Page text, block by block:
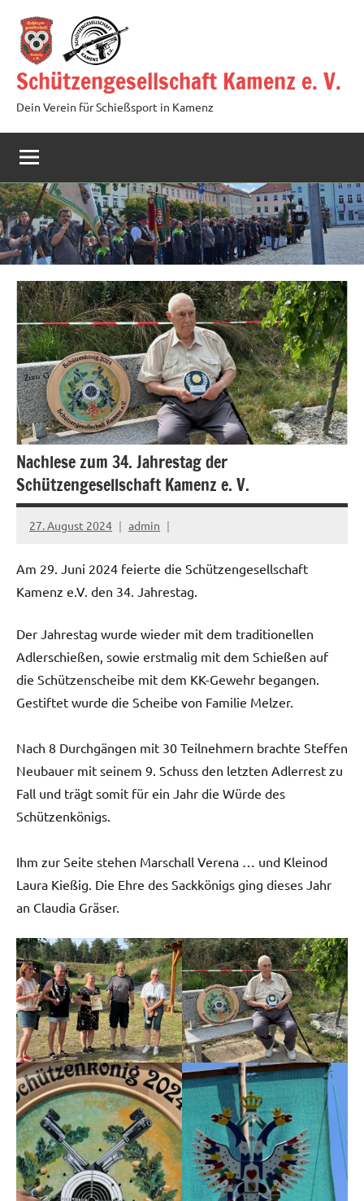
Inhalt
springen
Schützengesellschaft Kamenz e. V.
Dein Verein für Schießsport in Kamenz
Nachlese zum 34. Jahrestag der
Schützengesellschaft Kamenz e. V.
27. August 2024 admin
Am 29. Juni 2024 feierte die Schützengesellschaft
Kamenz e.V. den 34. Jahrestag.
Der Jahrestag wurde wieder mit dem traditionellen
Adlerschießen, sowie erstmalig mit dem Schießen auf
die Schützenscheibe mit dem KK-Gewehr begangen.
Gestiftet wurde die Scheibe von Familie Melzer.
Nach 8 Durchgängen mit 30 Teilnehmern brachte Steffen
Neubauer mit seinem 9. Schuss den letzten Adlerrest zu
Fall und trägt somit für ein Jahr die Würde des
Schützenkönigs.
Ihm zur Seite stehen Marschall Verena … und Kleinod
Laura Kießig. Die Ehre des Sackkönigs ging dieses Jahr
an Claudia Gräser.